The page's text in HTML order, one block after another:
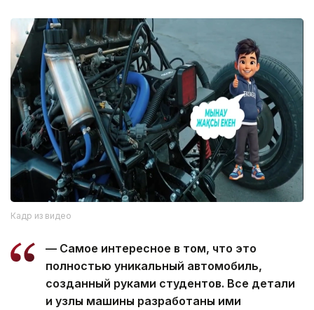
Кадр из видео
— Самое интересное в том, что это
полностью уникальный автомобиль,
созданный руками студентов. Все детали
и узлы машины разработаны ими